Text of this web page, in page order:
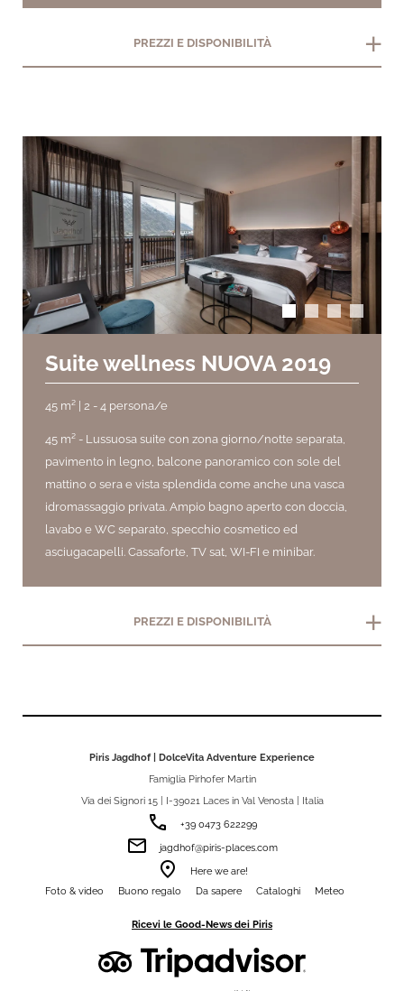
PREZZI E DISPONIBILITÀ add
Suite wellness NUOVA 2019
45 m² | 2 - 4 persona/e
45 m² - Lussuosa suite con zona giorno/notte separata,
pavimento in legno, balcone panoramico con sole del
mattino o sera e vista splendida come anche una vasca
idromassaggio privata. Ampio bagno aperto con doccia,
lavabo e WC separato, specchio cosmetico ed
asciugacapelli. Cassaforte, TV sat, WI-FI e minibar.
PREZZI E DISPONIBILITÀ add
Piris Jagdhof | DolceVita Adventure Experience
Famiglia Pirhofer Martin
Via dei Signori 15 | I-39021 Laces in Val Venosta | Italia
phone +39 0473 622299
email jagdhof@piris-places.com
room
Here we are!
Foto & video
Buono regalo Da sapere Cataloghi Meteo
Ricevi le Good-News dei Piris